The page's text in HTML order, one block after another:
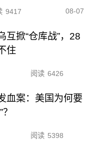
9417 08-07
互掀“仓库战”，28
住
阅读 6426
血案：美国为何要
阅读 5398